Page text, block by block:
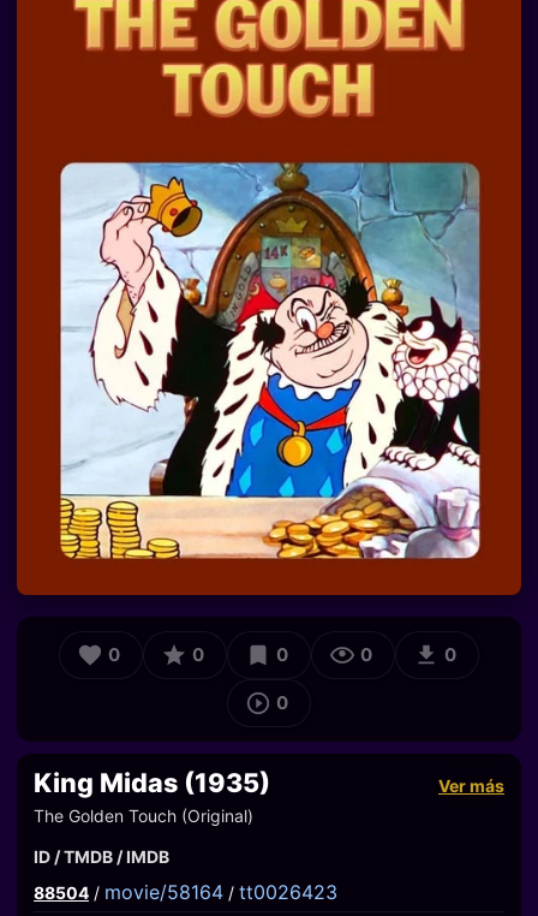
0 0 0 0 0
0
King Midas (1935)
Ver más
The Golden Touch (Original)
ID / TMDB / IMDB
88504 / movie/58164 / tt0026423